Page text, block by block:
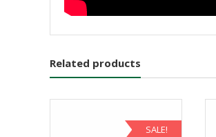
Related products
SALE!